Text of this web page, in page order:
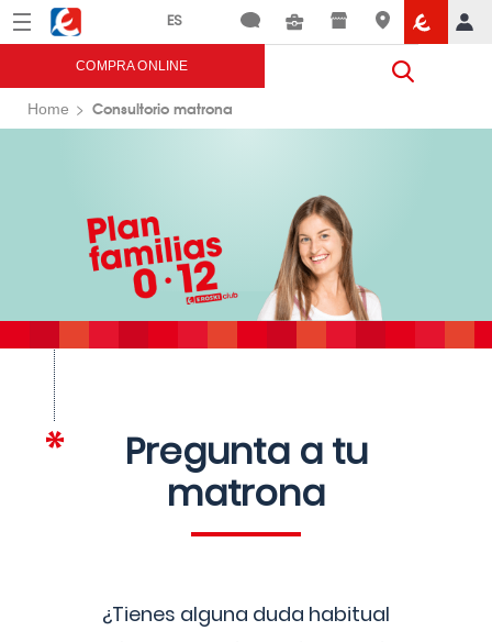
Menú Eroski
COMPRA ONLINE
Home Consultorio matrona
Pregunta a tu
matrona
¿Tienes alguna duda habitual